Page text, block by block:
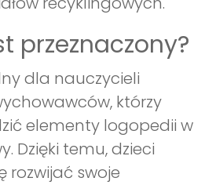
przeznaczony?
dla nauczycieli
którzy
elementy logopedii w
Dzięki temu, dzieci
rozwijać swoje